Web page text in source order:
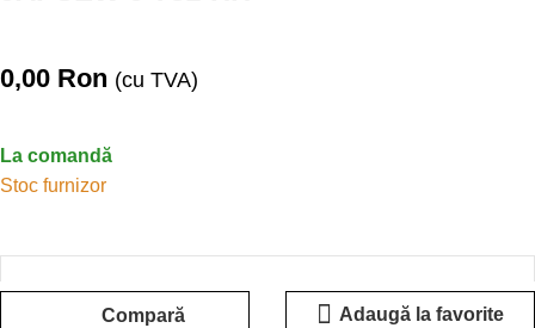
0,00 Ron (cu TVA)
La comandă
Stoc furnizor
Compară Adaugă la favorite